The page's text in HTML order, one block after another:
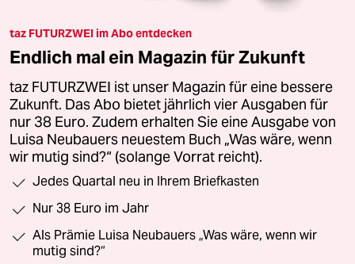
taz FUTURZWEI im Abo entdecken
Endlich mal ein Magazin für Zukunft
taz FUTURZWEI ist unser Magazin für eine bessere
Zukunft. Das Abo bietet jährlich vier Ausgaben für
nur 38 Euro. Zudem erhalten Sie eine Ausgabe von
Luisa Neubauers neuestem Buch „Was wäre, wenn
wir mutig sind?“ (solange Vorrat reicht).
Jedes Quartal neu in Ihrem Briefkasten
Nur 38 Euro im Jahr
Als Prämie Luisa Neubauers „Was wäre, wenn wir
mutig sind?“